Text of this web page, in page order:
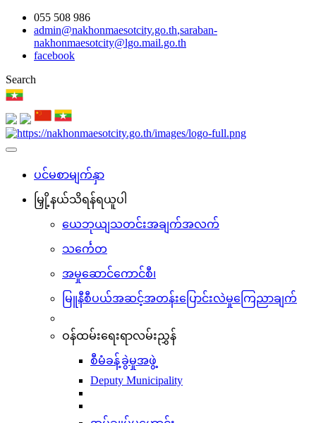
055 508 986
admin@nakhonmaesotcity.go.th,saraban-
nakhonmaesotcity@lgo.mail.go.th
facebook
Search
ပင်မစာမျက်နှာ
မြှို့နယ်သိရန်ရယူပါ
ယေဘုယျသတင်းအချက်အလက်
သင်္ကေတ
အမှုဆောင်ကောင်စီ၊
မြူနီစီပယ်အဆင့်အတန်းပြောင်းလဲမှုကြေညာချက်
ဝန်ထမ်းရေးရာလမ်းညွှန်
စီမံခန့်ခွဲမှုအဖွဲ့
Deputy Municipality